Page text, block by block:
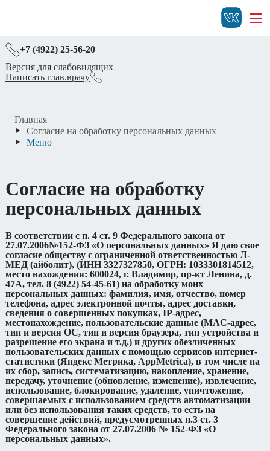
+7 (4922) 25-56-20
Версия для слабовидящих
Написать глав.врачу
Главная
Согласие на обработку персональных данных
Меню
Согласие на обработку
персональных данных
В соответствии с п. 4 ст. 9 Федерального закона от
27.07.2006№152-ФЗ «О персональных данных» Я даю свое
согласие обществу с ограниченной ответственностью Л-
МЕД (айболит), (ИНН 3327327850, ОГРН: 1033301814512,
место нахождения: 600024, г. Владимир, пр-кт Ленина, д.
47А, тел. 8 (4922) 54-45-61) на обработку моих
персональных данных: фамилия, имя, отчество, номер
телефона, адрес электронной почты, адрес доставки,
сведения о совершенных покупках, IP-адрес,
местонахождение, пользовательские данные (MAC-адрес,
тип и версия ОС, тип и версия браузера, тип устройства и
разрешение его экрана и т.д.) и других обезличенных
пользовательских данных с помощью сервисов интернет-
статистики (Яндекс Метрика, AppMetrica), в том числе на
их сбор, запись, систематизацию, накопление, хранение,
передачу, уточнение (обновление, изменение), извлечение,
использование, блокирование, удаление, уничтожение,
совершаемых с использованием средств автоматизации
или без использования таких средств, то есть на
совершение действий, предусмотренных п.3 ст. 3
Федерального закона от 27.07.2006 № 152-ФЗ «О
персональных данных».